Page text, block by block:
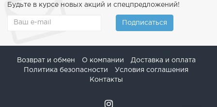
Будьте в курсе новых акций и спецпредложений!
Подписаться
Возврат и обмен О компании
Доставка и оплата
Политика безопасности
Условия соглашения
Контакты